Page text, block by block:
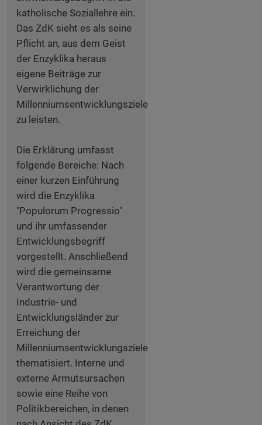
katholische Soziallehre ein.
Das ZdK sieht es als seine
Pflicht an, aus dem Geist
der Enzyklika heraus
eigene Beiträge zur
Verwirklichung der
Millenniumsentwicklungsziele
zu leisten.
Die Erklärung umfasst
folgende Bereiche: Nach
einer kurzen Einführung
wird die Enzyklika
"Populorum Progressio"
und ihr umfassender
Entwicklungsbegriff
vorgestellt. Anschließend
wird die gemeinsame
Verantwortung der
Industrie- und
Entwicklungsländer zur
Erreichung der
Millenniumsentwicklungsziele
thematisiert. Interne und
externe Armutsursachen
sowie eine Reihe von
Politikbereichen, in denen